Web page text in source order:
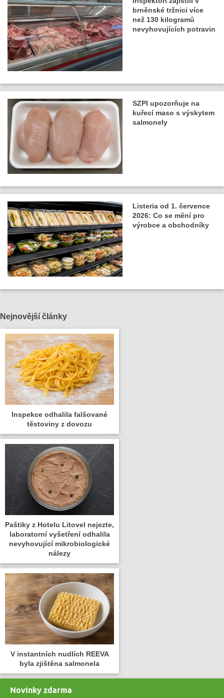
brněnské tržnici více
než 130 kilogramů
nevyhovujících potravin
SZPI upozorňuje na
kuřecí maso s výskytem
salmonely
Listeria od 1. července
2026: Co se mění pro
výrobce a obchodníky
Nejnovější články
Inspekce odhalila falšované
těstoviny z dovozu
Paštiky z Hotelu Litovel nejezte,
laboratorní vyšetření odhalila
nevyhovující mikrobiologické
nálezy
V instantních nudlích REEVA
byla zjištěna salmonela
Novinky zdarma